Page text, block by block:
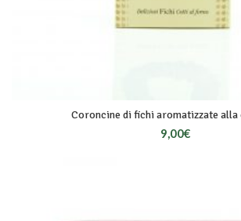
Coroncine di fichi aromatizzate alla
9,00€